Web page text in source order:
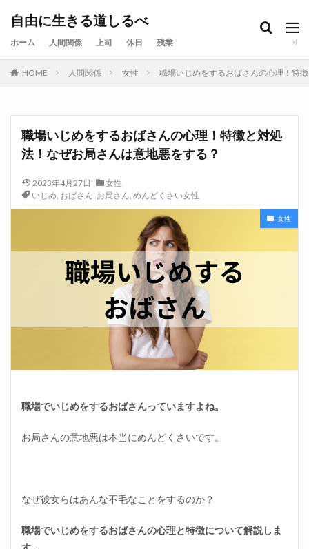
自由に生きる道しるべ
ホーム 人間関係 上司 休日 残業
HOME 人間関係 女性 職場いじめをするおばさんの心理！特
職場いじめをするおばさんの心理！特徴と対処
法！なぜお局さんは意地悪をする？
2023年4月27日
女性
いじめ, おばさん, お局さん, めんどくさい女性
女性
職場でいじめをするおばさんっていますよね。
お局さんの意地悪は本当にめんどくさいです。
なぜ彼女らはあんな不毛なことをするのか？
職場でいじめをするおばさんの心理と特徴について解説しま